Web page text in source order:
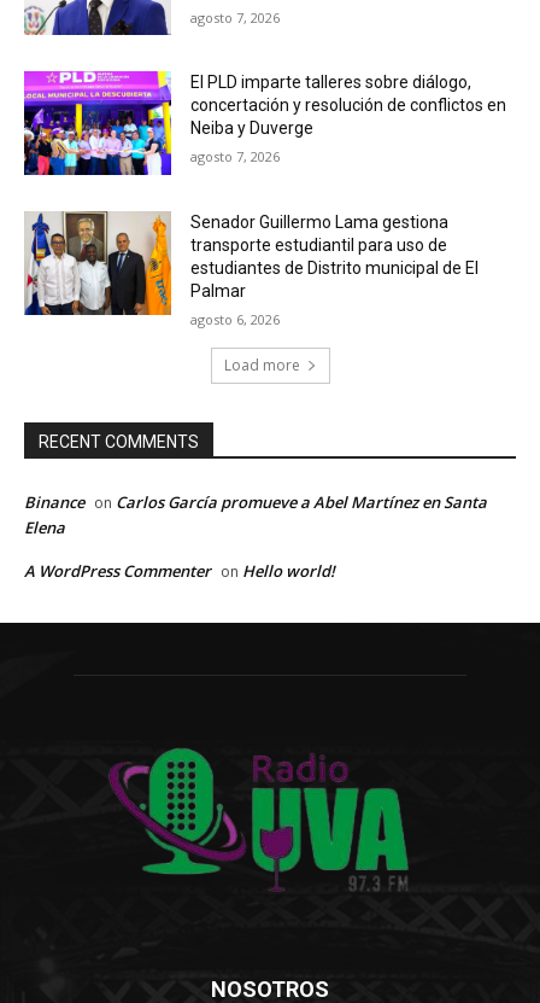
agosto 7, 2026
El PLD imparte talleres sobre diálogo,
concertación y resolución de conflictos en
Neiba y Duverge
agosto 7, 2026
Senador Guillermo Lama gestiona
transporte estudiantil para uso de
estudiantes de Distrito municipal de El
Palmar
agosto 6, 2026
Load more
RECENT COMMENTS
Binance on Carlos García promueve a Abel Martínez en Santa
Elena
A WordPress Commenter on Hello world!
NOSOTROS